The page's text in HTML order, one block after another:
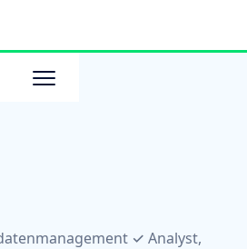
✓ Analyst,